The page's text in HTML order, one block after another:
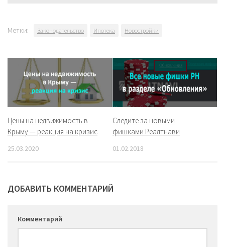
Метки: Законодательство Ипотека Новостройки
Цены на недвижимость в
Крыму — реакция на кризис
25.03.2020
Следите за новыми
фишками Реалтнави
01.02.2018
ДОБАВИТЬ КОММЕНТАРИЙ
Комментарий